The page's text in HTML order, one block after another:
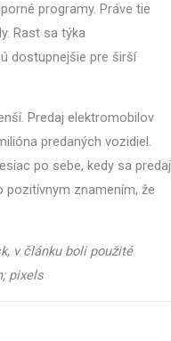
programy. Práve tie
Rast sa týka
dostupnejšie pre širší
Predaj elektromobilov
predaných vozidiel.
po sebe, kedy sa predaj
pozitívnym znamením, že
v článku boli použité
pixels